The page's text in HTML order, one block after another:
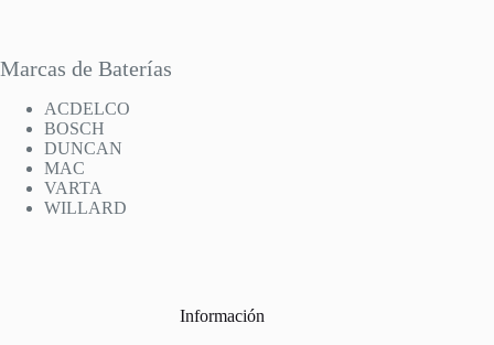
Marcas de Baterías
ACDELCO
BOSCH
DUNCAN
MAC
VARTA
WILLARD
Información